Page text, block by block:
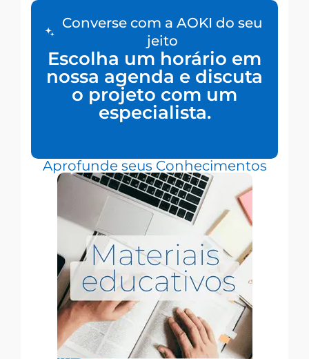
Converse com a AOKI do seu
jeito
Escolha um horário em
nossa agenda e discuta
o projeto com um
especialista.
Aprofunde seus Conhecimentos